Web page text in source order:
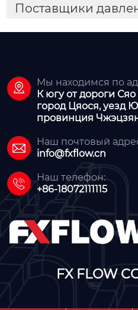
Поставщики

Мы находимся по
К югу от дороги
город Цяося, уезд
провинция

Наш почтовый
info@fxflow.cn

Наш телефон:
+86-18072111115
FX FLOW